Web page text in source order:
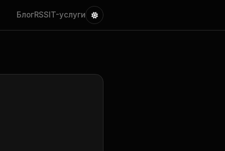
БлогRSSIT-услуги